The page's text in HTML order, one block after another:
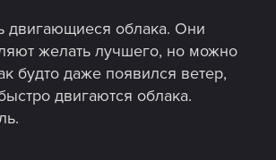
двигающиеся облака. Они
желать лучшего, но можно
будто даже появился ветер,
двигаются облака.